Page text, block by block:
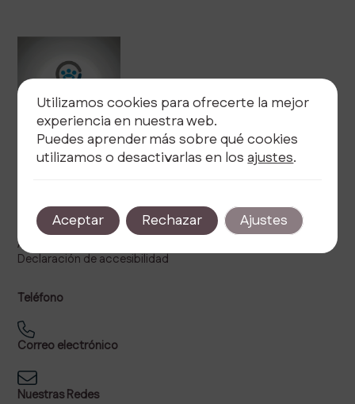
Política de privacidad
Política de cookies
Aviso legal
Declaración de accesibilidad
Teléfono
Correo electrónico
Nuestras Redes
Utilizamos cookies para ofrecerte la mejor
experiencia en nuestra web.
Puedes aprender más sobre qué cookies
utilizamos o desactivarlas en losajustes.
Aceptar Rechazar Ajustes